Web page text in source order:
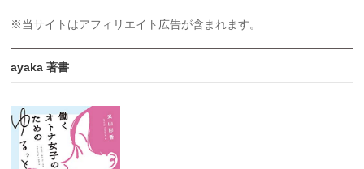
※当サイトはアフィリエイト広告が含まれます。
ayaka 著書